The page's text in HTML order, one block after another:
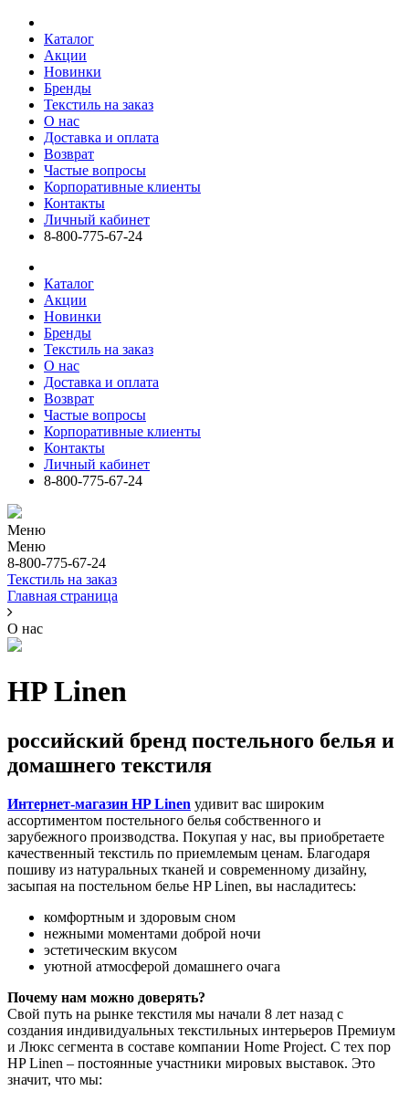
Каталог
Акции
Новинки
Бренды
Текстиль на заказ
О нас
Доставка и оплата
Возврат
Частые вопросы
Корпоративные клиенты
Контакты
Личный кабинет
8-800-775-67-24
Каталог
Акции
Новинки
Бренды
Текстиль на заказ
О нас
Доставка и оплата
Возврат
Частые вопросы
Корпоративные клиенты
Контакты
Личный кабинет
8-800-775-67-24
Меню
Меню
8-800-775-67-24
Текстиль на заказ
Главная страница
О нас
HP Linen
российский бренд постельного белья и
домашнего текстиля
Интернет-магазин HP Linen удивит вас широким
ассортиментом постельного белья собственного и
зарубежного производства. Покупая у нас, вы приобретаете
качественный текстиль по приемлемым ценам. Благодаря
пошиву из натуральных тканей и современному дизайну,
засыпая на постельном белье HP Linen, вы насладитесь:
комфортным и здоровым сном
нежными моментами доброй ночи
эстетическим вкусом
уютной атмосферой домашнего очага
Почему нам можно доверять?
Свой путь на рынке текстиля мы начали 8 лет назад с
создания индивидуальных текстильных интерьеров Премиум
и Люкс сегмента в составе компании Home Project. С тех пор
HP Linen – постоянные участники мировых выставок. Это
значит, что мы: